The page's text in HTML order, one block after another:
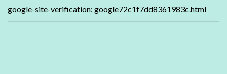
google-site-verification: google72c1f7dd8361983c.html